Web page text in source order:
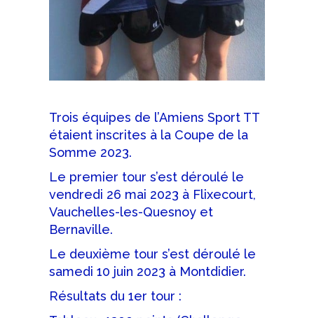
Trois équipes de l’Amiens Sport TT
étaient inscrites à la Coupe de la
Somme 2023.
Le premier tour s’est déroulé le
vendredi 26 mai 2023 à Flixecourt,
Vauchelles-les-Quesnoy et
Bernaville.
Le deuxième tour s’est déroulé le
samedi 10 juin 2023 à Montdidier.
Résultats du 1er tour :